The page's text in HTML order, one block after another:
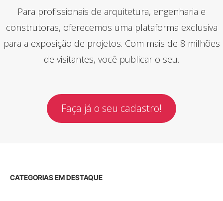
Para profissionais de arquitetura, engenharia e
construtoras, oferecemos uma plataforma exclusiva
para a exposição de projetos. Com mais de 8 milhões
de visitantes, você publicar o seu.
Faça já o seu cadastro!
CATEGORIAS EM DESTAQUE